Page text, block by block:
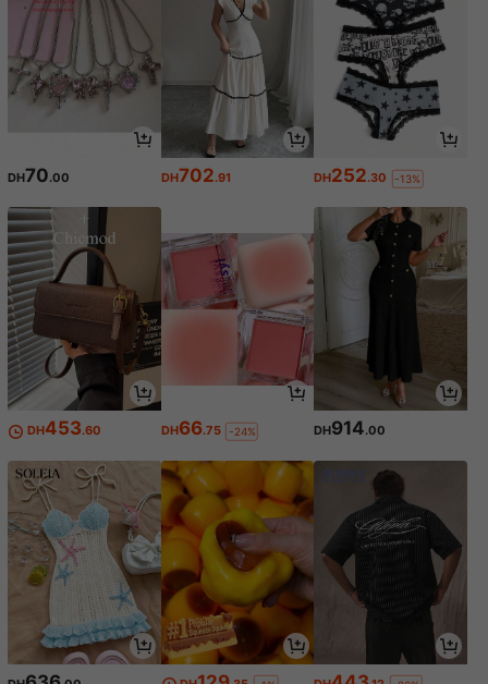
DH70.00 DH702.91 DH252.30 -13%
DH453.60 DH66.75 -24% DH914.00